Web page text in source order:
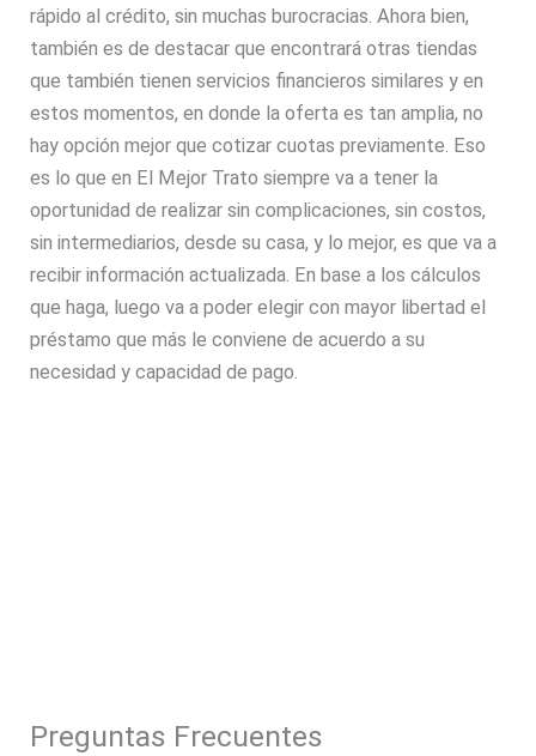
rápido al crédito, sin muchas burocracias. Ahora bien,
también es de destacar que encontrará otras tiendas
que también tienen servicios financieros similares y en
estos momentos, en donde la oferta es tan amplia, no
hay opción mejor que cotizar cuotas previamente. Eso
es lo que en El Mejor Trato siempre va a tener la
oportunidad de realizar sin complicaciones, sin costos,
sin intermediarios, desde su casa, y lo mejor, es que va a
recibir información actualizada. En base a los cálculos
que haga, luego va a poder elegir con mayor libertad el
préstamo que más le conviene de acuerdo a su
necesidad y capacidad de pago.
Preguntas Frecuentes